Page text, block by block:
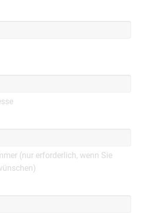
(nur erforderlich, wenn Sie